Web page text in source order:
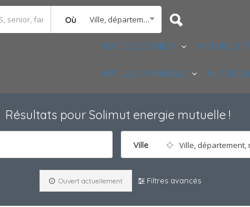
Où Ville, département, région
MUTUELLE SENIOR MUTUELLE
MUTUELLE FAMILIALE
Résultats pour Solimut energie mutuelle !
Ville Ville, département,
Ouvert actuellement Filtres avancés